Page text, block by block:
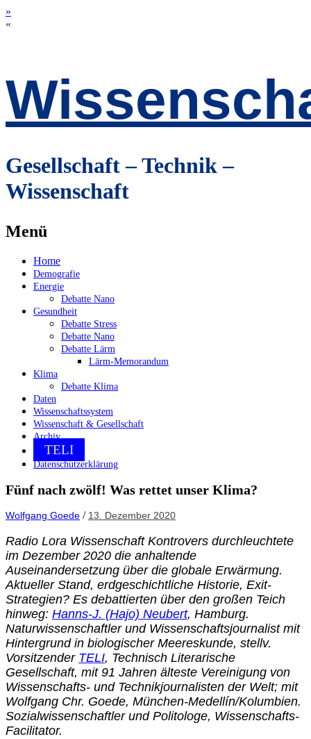
»
«
Gesellschaft – Technik –
Wissenschaft
Menü
Zum
Inhalt
springen
Home
Demografie
Energie
Debatte Nano
Gesundheit
Debatte Stress
Debatte Nano
Debatte Lärm
Lärm-Memorandum
Klima
Debatte Klima
Daten
Wissenschaftssystem
Wissenschaft & Gesellschaft
Archiv
TELI
Datenschutzerklärung
Fünf nach zwölf! Was rettet unser Klima?
Wolfgang Goede / 13. Dezember 2020
Radio Lora Wissenschaft Kontrovers durchleuchtete
im Dezember 2020 die anhaltende
Auseinandersetzung über die globale Erwärmung.
Aktueller Stand, erdgeschichtliche Historie, Exit-
Strategien? Es debattierten über den großen Teich
hinweg: Hanns-J. (Hajo) Neubert, Hamburg.
Naturwissenschaftler und Wissenschaftsjournalist mit
Hintergrund in biologischer Meereskunde, stellv.
Vorsitzender TELI, Technisch Literarische
Gesellschaft, mit 91 Jahren älteste Vereinigung von
Wissenschafts- und Technikjournalisten der Welt; mit
Wolfgang Chr. Goede, München-Medellín/Kolumbien.
Sozialwissenschaftler und Politologe, Wissenschafts-
Facilitator.